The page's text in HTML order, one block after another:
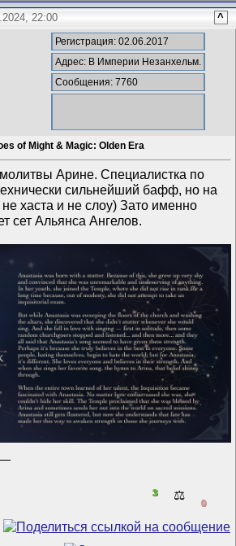
22:00 ^
Регистрация: 02.06.2017
Адрес: В Империи Незанхельм.
Сообщения: 7760
of Might & Magic: Olden Era
Арине. Специалистка по
сильнейший бафф, но на
хаста и не слоу) Зато именно
сет Альянса Ангелов.
3 ⚖️
0